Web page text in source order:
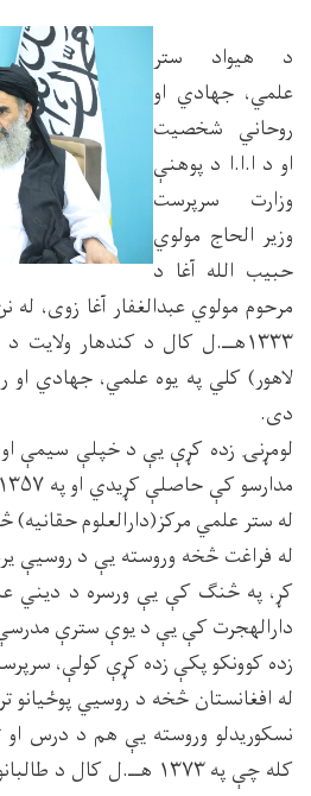
د هیواد ستر
علمي، جهادي او
روحاني شخصیت
او د ا.ا.ا د پوهنې
وزارت سرپرست
وزیر الحاج مولوي
حبیب الله آغا د
۱۳۳۳هــ.ل کال د کندهار
لاهور) کلي په یوه علمي، جهادي او
دی.
لومړنۍ زده کړې یې د خپلې سیمې او
له ستر علمي مرکز(دارالعلوم
له فراغت څخه وروسته یې د روسیې
کړ، په څنګ کې یې ورسره د دیني
زده کوونکو پکې زده کړې کولې،
له افغانستان څخه د روسيي پوځیانو
نسکوریدلو وروسته یې هم د درس
کله چې په ۱۳۷۳ هــ.ل